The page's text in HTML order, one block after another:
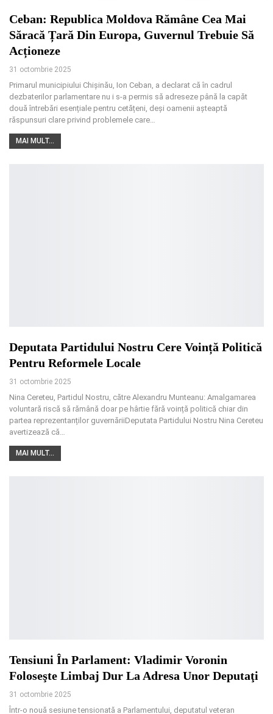
Ceban: Republica Moldova Rămâne Cea Mai
Săracă Țară Din Europa, Guvernul Trebuie Să
Acționeze
31 octombrie 2025
Primarul municipiului Chișinău, Ion Ceban, a declarat că în cadrul
dezbaterilor parlamentare nu i s-a permis să adreseze până la capăt
două întrebări esențiale pentru cetățeni, deși oamenii așteaptă
răspunsuri clare privind problemele care
MAI MULT...
Deputata Partidului Nostru Cere Voință Politică
Pentru Reformele Locale
31 octombrie 2025
Nina Cereteu, Partidul Nostru, către Alexandru Munteanu: Amalgamarea
voluntară riscă să rămână doar pe hârtie fără voință politică chiar din
partea reprezentanților guvernăriiDeputata Partidului Nostru Nina Cereteu
avertizează că…
MAI MULT...
Tensiuni În Parlament: Vladimir Voronin
Foloseşte Limbaj Dur La Adresa Unor Deputaţi
31 octombrie 2025
Într‑o nouă sesiune tensionată a Parlamentului, deputatul veteran